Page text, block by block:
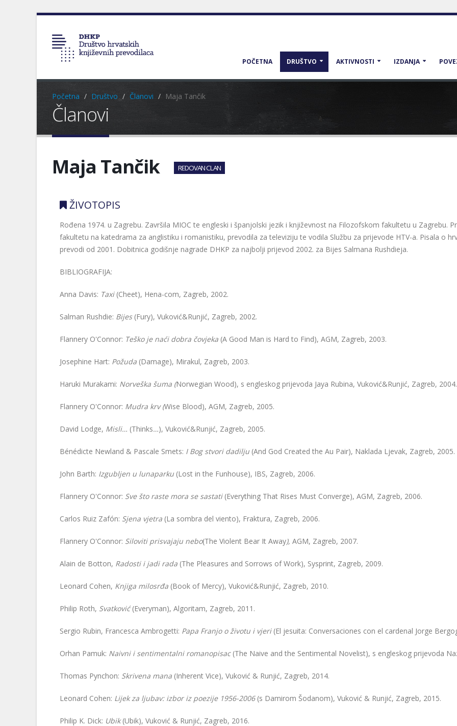
POČETNA DRUŠTVO AKTIVNOSTI IZDANJA
Početna Društvo Članovi Maja Tančik
Članovi
Maja Tančik REDOVAN CLAN
ŽIVOTOPIS
Rođena 1974. u Zagrebu. Završila MIOC te engleski i španjolski jezik i književnost na Filozofskom fakultetu u Zagrebu.
fakultetu na katedrama za anglistiku i romanistiku, prevodila za televiziju te vodila Službu za prijevode HTV-a. Pisala o
prevodi od 2001. Dobitnica godišnje nagrade DHKP za najbolji prijevod 2002. za Bijes Salmana Rushdieja.
BIBLIOGRAFIJA:
Anna Davis: Taxi(Cheet), Hena-com, Zagreb, 2002.
Salman Rushdie: Bijes(Fury), Vuković&Runjić, Zagreb, 2002.
Flannery O'Connor: Teško je naći dobra čovjeka (A Good Man is Hard to Find), AGM, Zagreb, 2003.
Josephine Hart: Požuda (Damage), Mirakul, Zagreb, 2003.
Haruki Murakami: Norveška šuma (Norwegian Wood), s engleskog prijevoda Jaya Rubina, Vuković&Runjić, Zagreb, 2004.
Flannery O'Connor: Mudra krv (Wise Blood), AGM, Zagreb, 2005.
David Lodge, Misli… (Thinks…), Vuković&Runjić, Zagreb, 2005.
Bénédicte Newland & Pascale Smets: I Bog stvori dadilju (And God Created the Au Pair), Naklada Ljevak, Zagreb, 2005.
John Barth: Izgubljen u lunaparku (Lost in the Funhouse), IBS, Zagreb, 2006.
Flannery O'Connor: Sve što raste mora se sastati(Everything That Rises Must Converge), AGM, Zagreb, 2006.
Carlos Ruiz Zafón: Sjena vjetra (La sombra del viento), Fraktura, Zagreb, 2006.
Flannery O'Connor: Siloviti prisvajaju nebo(The Violent Bear It Away), AGM, Zagreb, 2007.
Alain de Botton, Radosti i jadi rada (The Pleasures and Sorrows of Work), Sysprint, Zagreb, 2009.
Leonard Cohen, Knjiga milosrđa (Book of Mercy), Vuković&Runjić, Zagreb, 2010.
Philip Roth, Svatković(Everyman), Algoritam, Zagreb, 2011.
Sergio Rubin, Francesca Ambrogetti: Papa Franjo o životu i vjeri(El jesuita: Conversaciones con el cardenal Jorge
Orhan Pamuk: Naivni i sentimentalni romanopisac (The Naive and the Sentimental Novelist), s engleskog prijevoda
Thomas Pynchon: Skrivena mana (Inherent Vice), Vuković & Runjić, Zagreb, 2014.
Leonard Cohen: Lijek za ljubav: izbor iz poezije 1956-2006(s Damirom Šodanom), Vuković & Runjić, Zagreb, 2015.
Philip K. Dick: Ubik(Ubik), Vuković & Runjić, Zagreb, 2016.